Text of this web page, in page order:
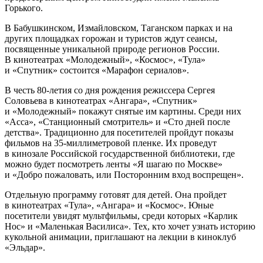
Горького.
В Бабушкинском, Измайловском, Таганском парках и на
других площадках горожан и туристов ждут сеансы,
посвященные уникальной природе регионов России.
В кинотеатрах «Молодежный», «Космос», «Тула»
и «Спутник» состоится «Марафон сериалов».
В честь 80-летия со дня рождения режиссера Сергея
Соловьева в кинотеатрах «Ангара», «Спутник»
и «Молодежный» покажут снятые им картины. Среди них
«Асса», «Станционный смотритель» и «Сто дней после
детства». Традиционно для посетителей пройдут показы
фильмов на 35-миллиметровой пленке. Их проведут
в кинозале Российской государственной библиотеки, где
можно будет посмотреть ленты «Я шагаю по Москве»
и «Добро пожаловать, или Посторонним вход воспрещен».
Отдельную программу готовят для детей. Она пройдет
в кинотеатрах «Тула», «Ангара» и «Космос». Юные
посетители увидят мультфильмы, среди которых «Карлик
Нос» и «Маленькая Василиса». Тех, кто хочет узнать историю
кукольной анимации, приглашают на лекции в киноклуб
«Эльдар».